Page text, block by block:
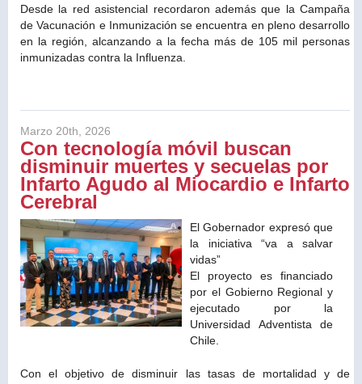
Desde la red asistencial recordaron además que la Campaña
de Vacunación e Inmunización se encuentra en pleno desarrollo
en la región, alcanzando a la fecha más de 105 mil personas
inmunizadas contra la Influenza.
Marzo 20th, 2026
Con tecnología móvil buscan
disminuir muertes y secuelas por
Infarto Agudo al Miocardio e Infarto
Cerebral
El Gobernador expresó que
la iniciativa “va a salvar
vidas”
El proyecto es financiado
por el Gobierno Regional y
ejecutado por la
Universidad Adventista de
Chile.
Con el objetivo de disminuir las tasas de mortalidad y de